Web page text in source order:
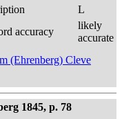
L
accuracy
likely
accurate
(Ehrenberg) Cleve
1845, p. 78